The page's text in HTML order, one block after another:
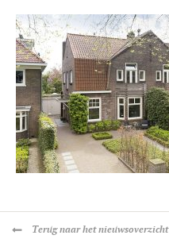
Terugnaar het nieuwsoverzicht